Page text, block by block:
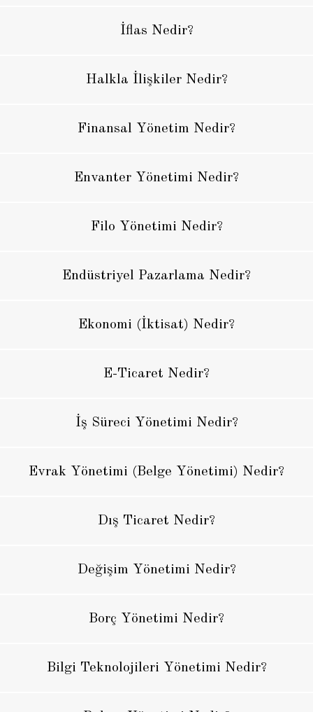
İflas Nedir?
Halkla İlişkiler Nedir?
Finansal Yönetim Nedir?
Envanter Yönetimi Nedir?
Filo Yönetimi Nedir?
Endüstriyel Pazarlama Nedir?
Ekonomi (İktisat) Nedir?
E-Ticaret Nedir?
İş Süreci Yönetimi Nedir?
Evrak Yönetimi (Belge Yönetimi) Nedir?
Dış Ticaret Nedir?
Değişim Yönetimi Nedir?
Borç Yönetimi Nedir?
Bilgi Teknolojileri Yönetimi Nedir?